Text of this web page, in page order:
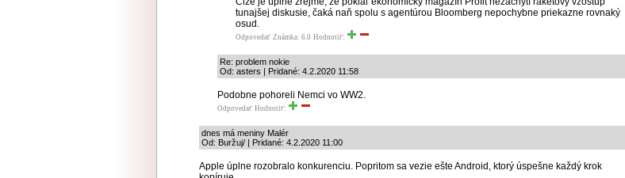
tunajšej diskusie, čaká naň spolu s agentúrou Bloomberg nepochybne priekazne rovnaký
osud.
Odpovedať Známka: 6.0 Hodnotiť:
Re: problem nokie
Od: asters | Pridané: 4.2.2020 11:58
Podobne pohoreli Nemci vo WW2.
Odpovedať Hodnotiť:
dnes má meniny Malér
Od: Buržuj/ | Pridané: 4.2.2020 11:00
Apple úplne rozobralo konkurenciu. Popritom sa vezie ešte Android, ktorý úspešne každý krok